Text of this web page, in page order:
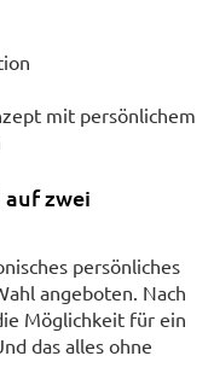
mit persönlichem
zwei
persönliches
angeboten. Nach
Möglichkeit für ein
das alles ohne